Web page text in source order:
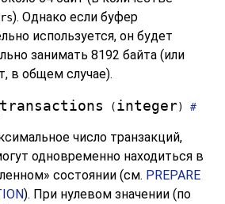
). Однако если буфер
используется, он будет
занимать 8192 байта (или
в общем случае).
( integer) #
число транзакций,
одновременно находиться в
» состоянии (см. PREPARE
). При нулевом значении (по